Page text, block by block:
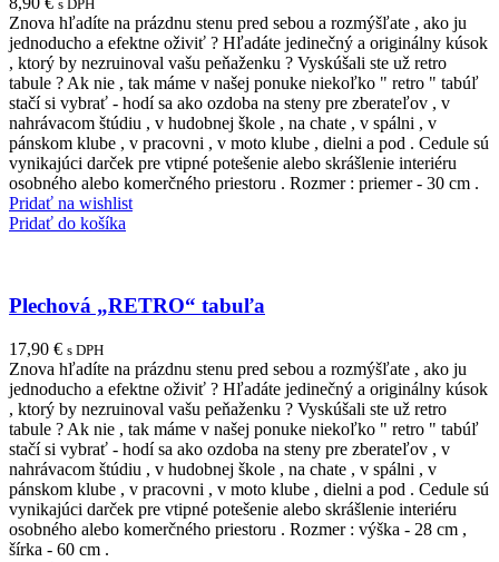
s DPH
Znova hľadíte na prázdnu stenu pred sebou a rozmýšľate , ako ju
jednoducho a efektne oživiť ? Hľadáte jedinečný a originálny kúsok
, ktorý by nezruinoval vašu peňaženku ? Vyskúšali ste už retro
tabule ? Ak nie , tak máme v našej ponuke niekoľko " retro " tabúľ
stačí si vybrať - hodí sa ako ozdoba na steny pre zberateľov , v
nahrávacom štúdiu , v hudobnej škole , na chate , v spálni , v
pánskom klube , v pracovni , v moto klube , dielni a pod . Cedule sú
vynikajúci darček pre vtipné potešenie alebo skrášlenie interiéru
osobného alebo komerčného priestoru . Rozmer : priemer - 30 cm .
Pridať na wishlist
Pridať do košíka
Plechová „RETRO“ tabuľa
17,90 € s DPH
Znova hľadíte na prázdnu stenu pred sebou a rozmýšľate , ako ju
jednoducho a efektne oživiť ? Hľadáte jedinečný a originálny kúsok
, ktorý by nezruinoval vašu peňaženku ? Vyskúšali ste už retro
tabule ? Ak nie , tak máme v našej ponuke niekoľko " retro " tabúľ
stačí si vybrať - hodí sa ako ozdoba na steny pre zberateľov , v
nahrávacom štúdiu , v hudobnej škole , na chate , v spálni , v
pánskom klube , v pracovni , v moto klube , dielni a pod . Cedule sú
vynikajúci darček pre vtipné potešenie alebo skrášlenie interiéru
osobného alebo komerčného priestoru . Rozmer : výška - 28 cm ,
šírka - 60 cm .